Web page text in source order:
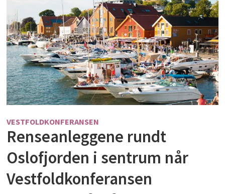
VESTFOLDKONFERANSEN
Renseanleggene rundt
Oslofjorden i sentrum når
Vestfoldkonferansen